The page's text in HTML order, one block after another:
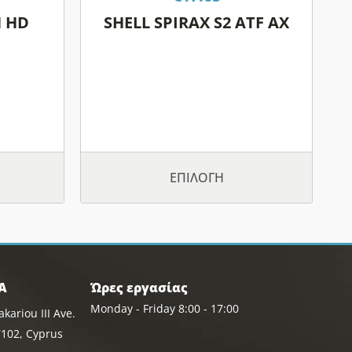
HD
SHELL SPIRAX S2 ATF AX
ΕΠΙΛΟΓΉ
στη
σελίδα
III Ave.
Cyprus
Ώρες εργασίας
Monday - Friday 8:00 - 17:00